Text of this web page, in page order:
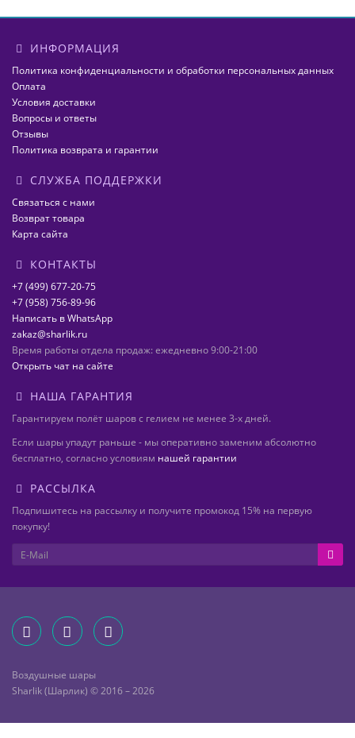
ИНФОРМАЦИЯ
Политика конфиденциальности и обработки персональных данных
Оплата
Условия доставки
Вопросы и ответы
Отзывы
Политика возврата и гарантии
СЛУЖБА ПОДДЕРЖКИ
Связаться с нами
Возврат товара
Карта сайта
КОНТАКТЫ
+7 (499) 677-20-75
+7 (958) 756-89-96
Написать в WhatsApp
zakaz@sharlik.ru
Время работы отдела продаж: ежедневно 9:00-21:00
Открыть чат на сайте
НАША ГАРАНТИЯ
Гарантируем полёт шаров с гелием не менее 3-х дней.
Если шары упадут раньше - мы оперативно заменим абсолютно
бесплатно, согласно условиям нашей гарантии
РАССЫЛКА
Подпишитесь на рассылку и получите промокод 15% на первую
покупку!
Воздушные шары
Sharlik (Шарлик) © 2016 – 2026